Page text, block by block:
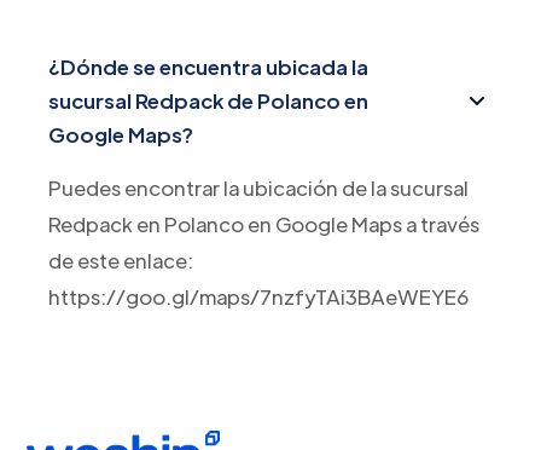
¿Dónde se encuentra ubicada la
sucursal Redpack de Polanco en
Google Maps?
Puedes encontrar la ubicación de la sucursal
Redpack en Polanco en Google Maps a través
de este enlace:
https://goo.gl/maps/7nzfyTAi3BAeWEYE6